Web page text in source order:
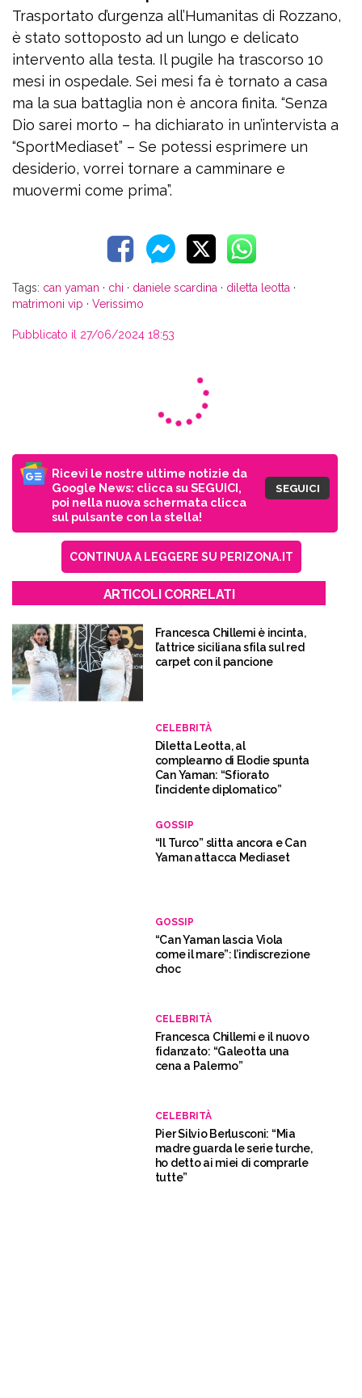
Trasportato d’urgenza all’Humanitas di Rozzano,
è stato sottoposto ad un lungo e delicato
intervento alla testa. Il pugile ha trascorso 10
mesi in ospedale. Sei mesi fa è tornato a casa
ma la sua battaglia non è ancora finita. “Senza
Dio sarei morto – ha dichiarato in un’intervista a
“SportMediaset” – Se potessi esprimere un
desiderio, vorrei tornare a camminare e
muovermi come prima”.
Tags: can yaman · chi · daniele scardina · diletta leotta ·
matrimoni vip · Verissimo
Pubblicato il 27/06/2024 18:53
Ricevi le nostre ultime notizie da
Google News: clicca su SEGUICI,
poi nella nuova schermata clicca
sul pulsante con la stella!
SEGUICI
CONTINUA A LEGGERE SU PERIZONA.IT
ARTICOLI CORRELATI
Francesca Chillemi è incinta,
l’attrice siciliana sfila sul red
carpet con il pancione
CELEBRITÀ
Diletta Leotta, al
compleanno di Elodie spunta
Can Yaman: “Sfiorato
l’incidente diplomatico”
GOSSIP
“Il Turco” slitta ancora e Can
Yaman attacca Mediaset
GOSSIP
“Can Yaman lascia Viola
come il mare”: l’indiscrezione
choc
CELEBRITÀ
Francesca Chillemi e il nuovo
fidanzato: “Galeotta una
cena a Palermo”
CELEBRITÀ
Pier Silvio Berlusconi: “Mia
madre guarda le serie turche,
ho detto ai miei di comprarle
tutte”